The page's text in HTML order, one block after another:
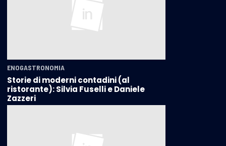
ENOGASTRONOMIA
Storie di moderni contadini (al
ristorante): Silvia Fuselli e Daniele
Zazzeri